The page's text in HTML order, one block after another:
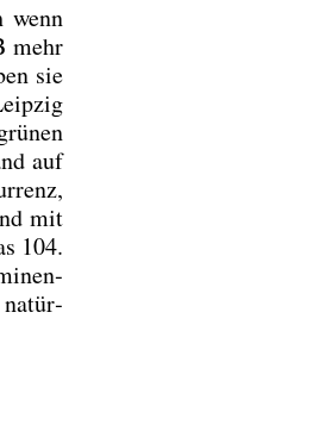
wenn
mehr
sie
auf
mit
104.
natür­